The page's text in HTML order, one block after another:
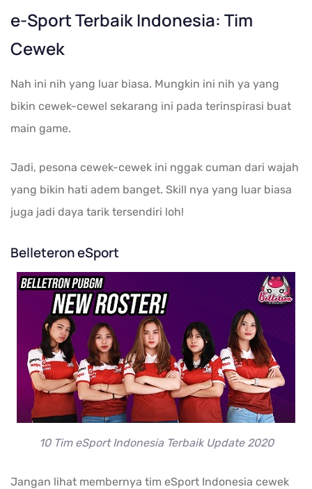
e-Sport Terbaik Indonesia: Tim
Cewek
Nah ini nih yang luar biasa. Mungkin ini nih ya yang
bikin cewek-cewel sekarang ini pada terinspirasi buat
main game.
Jadi, pesona cewek-cewek ini nggak cuman dari wajah
yang bikin hati adem banget. Skill nya yang luar biasa
juga jadi daya tarik tersendiri loh!
Belleteron eSport
10 Tim eSport Indonesia Terbaik Update 2020
Jangan lihat membernya tim eSport Indonesia cewek